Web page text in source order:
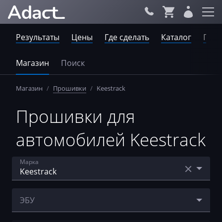
Результаты Цены Где сделать Каталог
Магазин Поиск
Магазин / Прошивки / Keestrack
Прошивки для
автомобилей Keestrack
Марка
ЭБУ